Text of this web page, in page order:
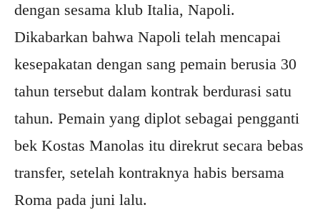
dengan sesama klub Italia, Napoli.
Dikabarkan bahwa Napoli telah mencapai
kesepakatan dengan sang pemain berusia 30
tahun tersebut dalam kontrak berdurasi satu
tahun. Pemain yang diplot sebagai pengganti
bek Kostas Manolas itu direkrut secara bebas
transfer, setelah kontraknya habis bersama
Roma pada juni lalu.